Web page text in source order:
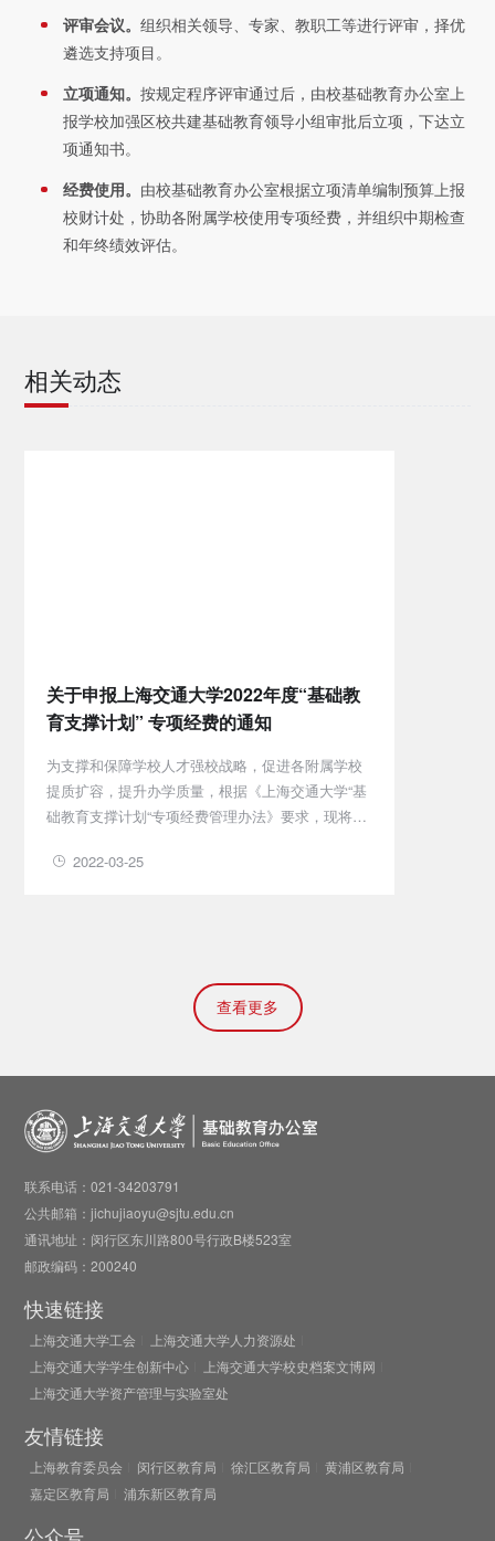
评审会议。组织相关领导、专家、教职工等进行评审，择优
遴选支持项目。
立项通知。按规定程序评审通过后，由校基础教育办公室上
报学校加强区校共建基础教育领导小组审批后立项，下达立
项通知书。
经费使用。 由校基础教育办公室根据立项清单编制预算上报
校财计处，协助各附属学校使用专项经费，并组织中期检查
和年终绩效评估。
相关动态
关于申报上海交通大学2022年度“基础教
育支撑计划” 专项经费的通知
为支撑和保障学校人才强校战略，促进各附属学校
提质扩容，提升办学质量，根据《上海交通大学“基
础教育支撑计划“专项经费管理办法》要求，现将上
有关申报事项通知如下
2022-03-25
查看更多
联系电话：021-34203791
公共邮箱：jichujiaoyu@sjtu.edu.cn
通讯地址：闵行区东川路800号行政B楼523室
邮政编码：200240
快速链接
上海交通大学工会
上海交通大学人力资源处
上海交通大学学生创新中心
上海交通大学校史档案文博网
上海交通大学资产管理与实验室处
友情链接
上海教育委员会 闵行区教育局 徐汇区教育局
黄浦区教育局
嘉定区教育局
浦东新区教育局